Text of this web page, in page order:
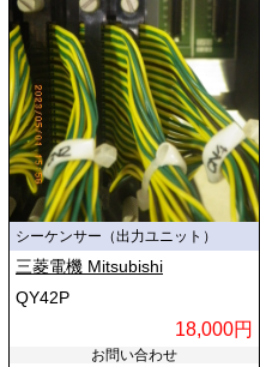
シーケンサー（出力ユニット）
三菱電機 Mitsubishi
QY42P
18,000円
お問い合わせ